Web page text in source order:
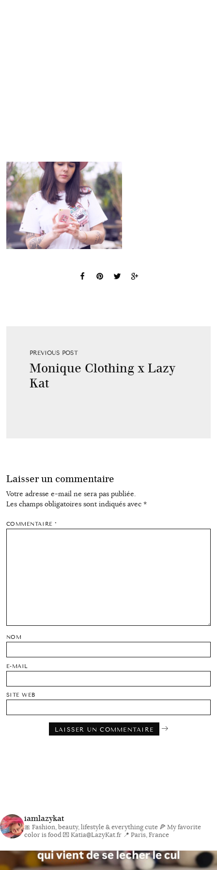
PREVIOUS POST
Monique Clothing x Lazy
Kat
Laisser un commentaire
Votre adresse e-mail ne sera pas publiée.
Les champs obligatoires sont indiqués avec *
COMMENTAIRE*
NOM
E-MAIL
SITE WEB
iamlazykat
🎀 Fashion, beauty, lifestyle & everything cute 🍕 My favorite
color is food💌 Katia@LazyKat.fr 📍 Paris, France